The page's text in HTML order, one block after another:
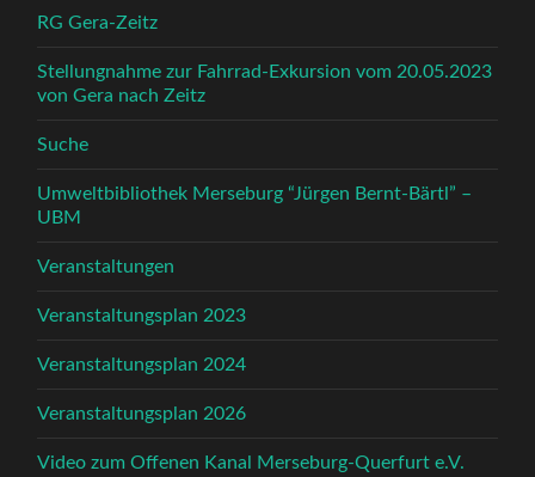
RG Gera-Zeitz
Stellungnahme zur Fahrrad-Exkursion vom 20.05.2023
von Gera nach Zeitz
Suche
Umweltbibliothek Merseburg “Jürgen Bernt-Bärtl” –
UBM
Veranstaltungen
Veranstaltungsplan 2023
Veranstaltungsplan 2024
Veranstaltungsplan 2026
Video zum Offenen Kanal Merseburg-Querfurt e.V.